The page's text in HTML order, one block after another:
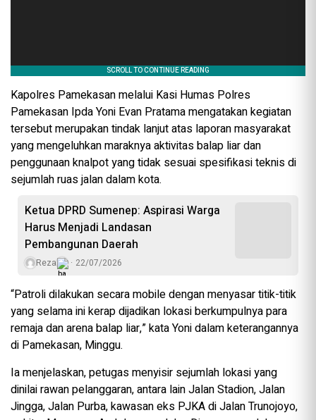
Kapolres Pamekasan melalui Kasi Humas Polres
Pamekasan Ipda Yoni Evan Pratama mengatakan kegiatan
tersebut merupakan tindak lanjut atas laporan masyarakat
yang mengeluhkan maraknya aktivitas balap liar dan
penggunaan knalpot yang tidak sesuai spesifikasi teknis di
sejumlah ruas jalan dalam kota.
Ketua DPRD Sumenep: Aspirasi Warga
Harus Menjadi Landasan
Pembangunan Daerah
Reza 22/07/2026
“Patroli dilakukan secara mobile dengan menyasar titik-titik
yang selama ini kerap dijadikan lokasi berkumpulnya para
remaja dan arena balap liar,” kata Yoni dalam keterangannya
di Pamekasan, Minggu.
Ia menjelaskan, petugas menyisir sejumlah lokasi yang
dinilai rawan pelanggaran, antara lain Jalan Stadion, Jalan
Jingga, Jalan Purba, kawasan eks PJKA di Jalan Trunojoyo,